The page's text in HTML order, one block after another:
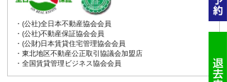
・(公社)全日本不動産協会会員
・(公社)不動産保証協会会員
・(公財)日本賃貸住宅管理協会会員
・東北地区不動産公正取引協議会加盟店
・全国賃貸管理ビジネス協会会員